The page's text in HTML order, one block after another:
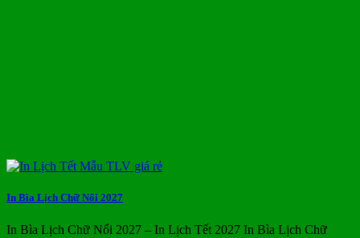
In Bìa Lịch Chữ Nổi 2027
In Bìa Lịch Chữ Nổi 2027 – In Lịch Tết 2027 In Bìa Lịch Chữ